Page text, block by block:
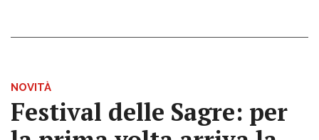
NOVITÀ
Festival delle Sagre: per